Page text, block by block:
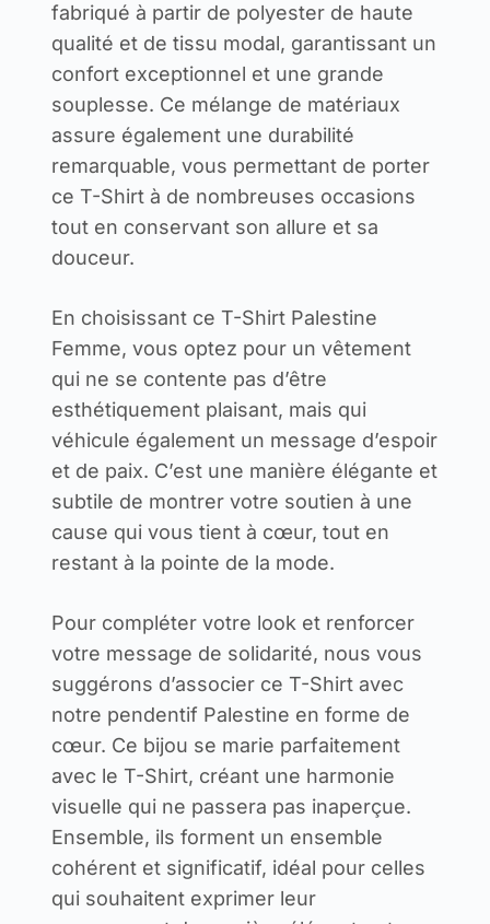
fabriqué à partir de polyester de haute
qualité et de tissu modal, garantissant un
confort exceptionnel et une grande
souplesse. Ce mélange de matériaux
assure également une durabilité
remarquable, vous permettant de porter
ce T-Shirt à de nombreuses occasions
tout en conservant son allure et sa
douceur.
En choisissant ce T-Shirt Palestine
Femme, vous optez pour un vêtement
qui ne se contente pas d’être
esthétiquement plaisant, mais qui
véhicule également un message d’espoir
et de paix. C’est une manière élégante et
subtile de montrer votre soutien à une
cause qui vous tient à cœur, tout en
restant à la pointe de la mode.
Pour compléter votre look et renforcer
votre message de solidarité, nous vous
suggérons d’associer ce T-Shirt avec
notre pendentif Palestine en forme de
cœur. Ce bijou se marie parfaitement
avec le T-Shirt, créant une harmonie
visuelle qui ne passera pas inaperçue.
Ensemble, ils forment un ensemble
cohérent et significatif, idéal pour celles
qui souhaitent exprimer leur